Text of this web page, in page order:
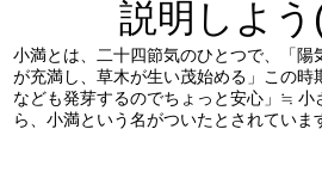
説明しよう
小満とは、二十四節気のひとつで、「陽
が充満し、草木が生い茂始める」この時
なども発芽するのでちょっと安心」≒ 小
ら、小満という名がついたとされていま